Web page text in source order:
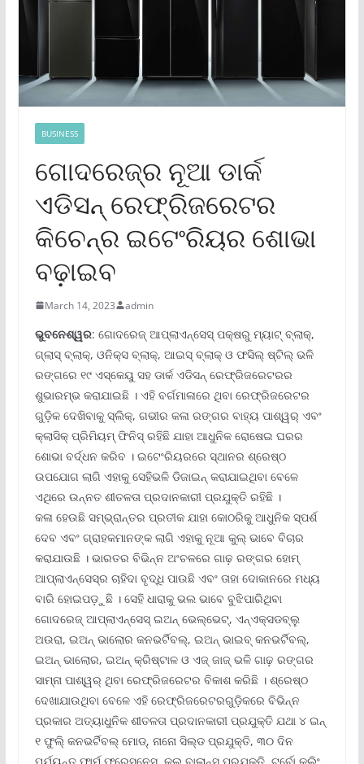
BUSINESS
ଗୋଦରେଜ୍‌ର ନୂଆ ଡାର୍କ
ଏଡିସନ୍ ରେଫ୍ରିଜରେଟର
କିଚେନ୍‌ର ଇଟେଂରିୟର ଶୋଭା
ବଢ଼ାଇବ
March 14, 2023 admin
ଭୁବନେଶ୍ୱର: ଗୋଦରେଜ୍ ଆପ୍ଲାଏନ୍‌ସେସ୍ ପକ୍ଷରୁ ମ୍ୟାଟ୍ ବ୍ଲାକ୍‌,
ଗ୍ଲାସ୍ ବ୍ଲାକ୍‌, ଓନିକ୍ସ ବ୍ଲାକ୍‌, ଆଇସ୍ ବ୍ଲାକ୍ ଓ ଫସିଲ୍ ଷ୍ଟିଲ୍ ଭଳି
ରଙ୍ଗରେ ୧୯ ଏସ୍‌କେୟୁ ସହ ଡାର୍କ ଏଡିସନ୍ ରେଫ୍ରିଜରେଟରର
ଶୁଭାରମ୍ଭ କରାଯାଇଛି । ଏହି ବର୍ଗମାଳାରେ ଥିବା ରେଫ୍ରିଜରେଟର
ଗୁଡ଼ିକ ଦେଖିବାକୁ ସ୍ଲିକ୍‌, ଗଭୀର କଳା ରଙ୍ଗର ବାହ୍ୟ ପାଶ୍ୱର୍ ଏବଂ
କ୍ଲାସିକ୍ ପ୍ରିମିୟମ୍ ଫିନିସ୍ ରହିଛି ଯାହା ଆଧୁନିକ ରୋଷେଇ ଘରର
ଶୋଭା ବର୍ଦ୍ଧନ କରିବ । ଇଟେଂରିୟରରେ ସ୍ଥାନର ଶ୍ରେଷ୍ଠ
ଉପଯୋଗ ଲାଗି ଏହାକୁ ସେହିଭଳି ଡିଜାଇନ୍ କରାଯାଇଥିବା ବେଳେ
ଏଥିରେ ଉନ୍ନତ ଶୀତଳତା ପ୍ରଦାନକାରୀ ପ୍ରଯୁକ୍ତି ରହିଛି ।
କଳା ହେଉଛି ସମ୍ଭ୍ରାନ୍ତର ପ୍ରତୀକ ଯାହା କୋଠରିକୁ ଆଧୁନିକ ସ୍ପର୍ଶ
ଦେବ ଏବଂ ଗ୍ରାହକମାନଙ୍କ ଲାଗି ଏହାକୁ ନୂଆ କୁଲ୍ ଭାବେ ବିଚାର
କରାଯାଉଛି । ଭାରତର ବିଭିନ୍ନ ଅଂଚଳରେ ଗାଢ଼ ରଙ୍ଗର ହୋମ୍
ଆପ୍ଲାଏନ୍‌ସେସ୍‌ର ଚାହିଦା ବୃଦ୍ଧି ପାଉଛି ଏବଂ ତାହା ଦୋକାନରେ ମଧ୍ୟ
ବାରି ହୋଇପଡ଼ୁଛି । ସେହି ଧାରାକୁ ଭଲ ଭାବେ ବୁଝିପାରିଥିବା
ଗୋଦରେଜ୍ ଆପ୍ଲାଏନ୍‌ସେସ୍ ଇଅନ୍ ଭେଲ୍‌ଭେଟ୍‌, ଏନ୍‌ଏକ୍ସଡବ୍ଲୁ
ଅଉରା, ଇଅନ୍ ଭାଲୋର କନଭର୍ଟିବଲ୍‌, ଇଅନ୍ ଭାଇବ୍ କନଭର୍ଟିବଲ୍‌,
ଇଅନ୍ ଭାଲୋର, ଇଅନ୍ କ୍ରିଷ୍ଟାଳ ଓ ଏଜ୍ ଜାଜ୍ ଭଳି ଗାଢ଼ ରଙ୍ଗର
ସାମ୍ନା ପାଶ୍ୱର୍ ଥିବା ରେଫ୍ରିଜରେଟର ବିକାଶ କରିଛି । ଶ୍ରେଷ୍ଠ
ଦେଖାଯାଉଥିବା ବେଳେ ଏହି ରେଫ୍ରିଜରେଟରଗୁଡ଼ିକରେ ବିଭିନ୍ନ
ପ୍ରକାର ଅତ୍ୟାଧୁନିକ ଶୀତଳତା ପ୍ରଦାନକାରୀ ପ୍ରଯୁକ୍ତି ଯଥା ୪ ଇନ୍
୧ ଫୁଲି୍ କନଭର୍ଟିବଲ୍ ମୋଡ୍‌, ନାନୋ ସିଲ୍‌ଡ ପ୍ରଯୁକ୍ତି, ୩୦ ଦିନ